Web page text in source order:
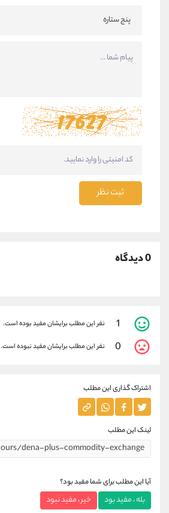
ثبت نظر
0 دیدگاه
1 نفر این مطلب برایشان مفید بوده است.
0 نفر این مطلب برایشان مفید نبوده است.
اشتراک گذاری این مطلب
لینک این مطلب
آیا این مطلب برای شما مفید بود؟
بله ، مفید بود خیر ، مفید نبود